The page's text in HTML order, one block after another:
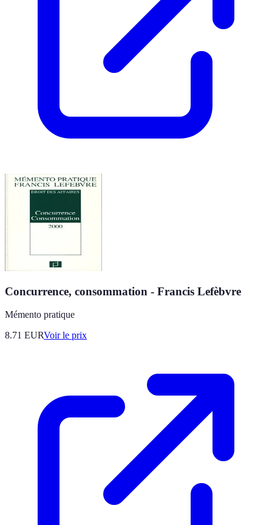
Concurrence, consommation - Francis Lefèbvre
Mémento pratique
8.71 EURVoir le prix